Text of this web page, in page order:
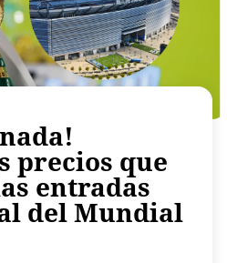
precios que
entradas
del Mundial